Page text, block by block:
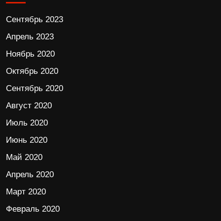
Сентябрь 2023
Апрель 2023
Ноябрь 2020
Октябрь 2020
Сентябрь 2020
Август 2020
Июль 2020
Июнь 2020
Май 2020
Апрель 2020
Март 2020
Февраль 2020